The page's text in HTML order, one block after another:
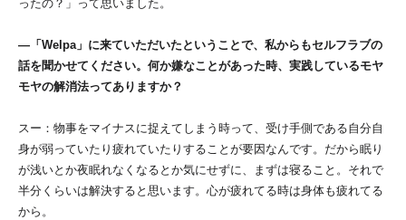
ったの？」って思いました。
―「Welpa」に来ていただいたということで、私からもセルフラブの
話を聞かせてください。何か嫌なことがあった時、実践しているモヤ
モヤの解消法ってありますか？
スー：物事をマイナスに捉えてしまう時って、受け手側である自分自
身が弱っていたり疲れていたりすることが要因なんです。だから眠り
が浅いとか夜眠れなくなるとか気にせずに、まずは寝ること。それで
半分くらいは解決すると思います。心が疲れてる時は身体も疲れてる
から。